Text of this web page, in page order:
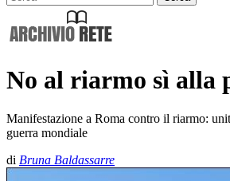
No al riarmo sì alla
Manifestazione a Roma contro il riarmo:
guerra mondiale
di Bruna Baldassarre